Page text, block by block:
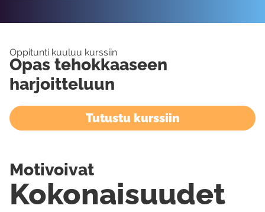
Oppitunti kuuluu kurssiin
Opas tehokkaaseen
harjoitteluun
Tutustu kurssiin
Kokonaisuudet
Motivoivat